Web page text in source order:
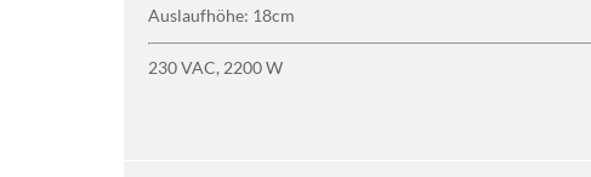
Auslaufhöhe: 18cm
230 VAC, 2200 W